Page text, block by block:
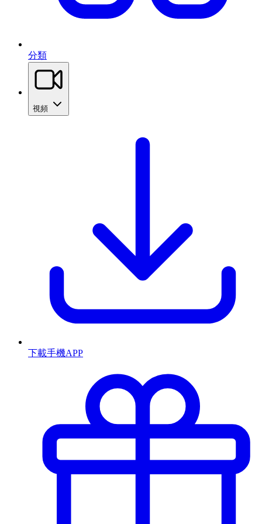
分類
視頻
下載手機APP